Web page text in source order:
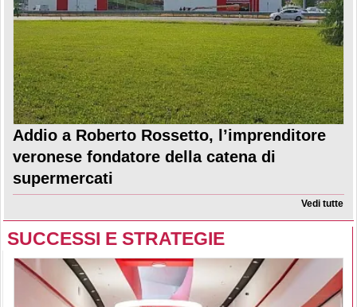
Addio a Roberto Rossetto, l’imprenditore
veronese fondatore della catena di
supermercati
Vedi tutte
SUCCESSI E STRATEGIE